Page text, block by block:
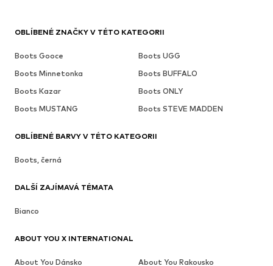
OBLÍBENÉ ZNAČKY V TÉTO KATEGORII
Boots Gooce
Boots UGG
Boots Minnetonka
Boots BUFFALO
Boots Kazar
Boots ONLY
Boots MUSTANG
Boots STEVE MADDEN
OBLÍBENÉ BARVY V TÉTO KATEGORII
Boots, černá
DALŠÍ ZAJÍMAVÁ TÉMATA
Bianco
ABOUT YOU X INTERNATIONAL
About You Dánsko
About You Rakousko